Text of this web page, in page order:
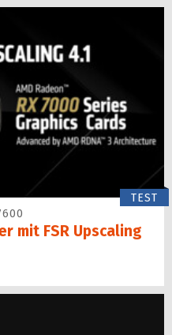
TEST
mit FSR Upscaling